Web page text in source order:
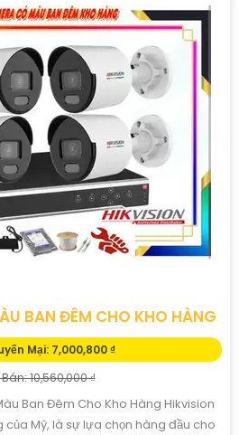
BAN ĐÊM CHO KHO HÀNG
Mại: 7,000,800 ₫
10,560,000 ₫
Ban Đêm Cho Kho Hàng Hikvision
của Mỹ, là sự lựa chọn hàng đầu cho